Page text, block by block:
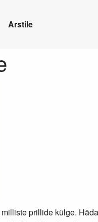
Arstile
prillide külge.